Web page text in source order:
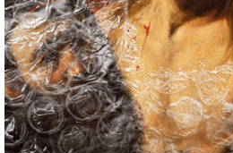
miejscowość:
Lubin
adres:
Armii Krajowej 1
data i godzina:
29.10.2025, g. 19:00
Info
Opis wydarzenia: